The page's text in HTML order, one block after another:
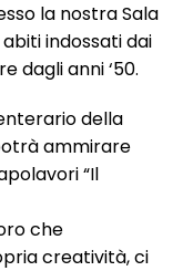
la nostra Sala
indossati dai
dagli anni ‘50.
della
ammirare
“Il
che
creatività, ci